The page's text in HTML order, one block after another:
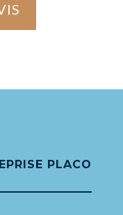
PLACO